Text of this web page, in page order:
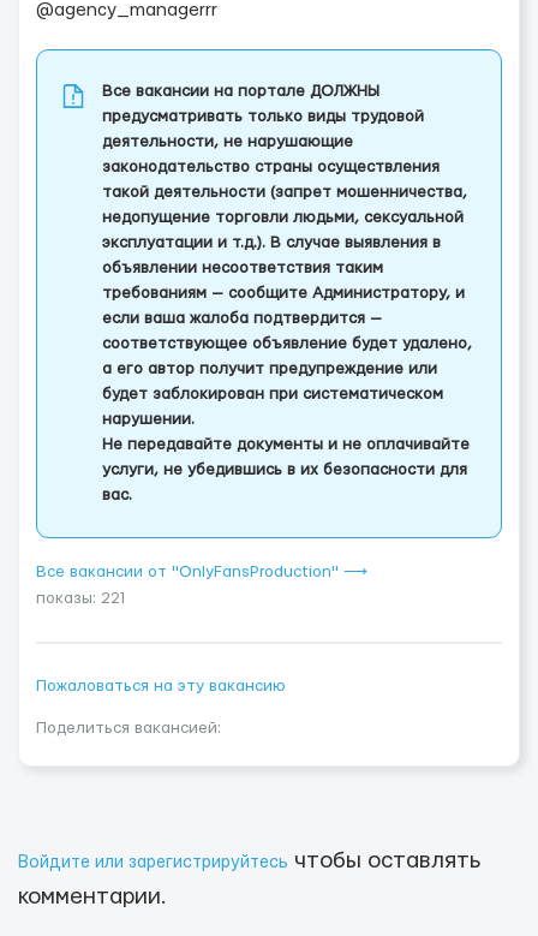
@agency_managerrr
Все вакансии на портале ДОЛЖНЫ
предусматривать только виды трудовой
деятельности, не нарушающие
законодательство страны осуществления
такой деятельности (запрет мошенничества,
недопущение торговли людьми, сексуальной
эксплуатации и т.д.). В случае выявления в
объявлении несоответствия таким
требованиям — сообщите Администратору, и
если ваша жалоба подтвердится —
соответствующее объявление будет удалено,
а его автор получит предупреждение или
будет заблокирован при систематическом
нарушении.
Не передавайте документы и не оплачивайте
услуги, не убедившись в их безопасности для
вас.
Все вакансии от "OnlyFansProduction" ⟶
показы: 221
Пожаловаться на эту вакансию
Поделиться вакансией:
Войдите или зарегистрируйтесь чтобы оставлять
комментарии.